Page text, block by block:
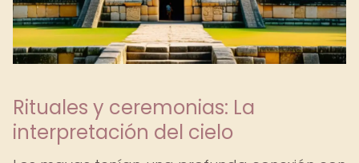
Rituales y ceremonias: La
interpretación del cielo